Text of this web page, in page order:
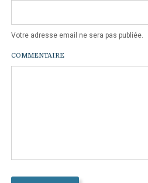
Votre adresse email ne sera pas publiée.
COMMENTAIRE